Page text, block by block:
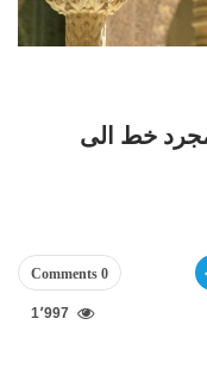
خط الى
0 Comments
1٬997